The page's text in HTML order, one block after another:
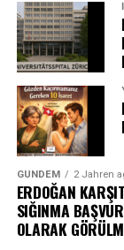
GÜNDEM 2 Jahren
ERDOĞAN
SIĞINMA
OLARAK